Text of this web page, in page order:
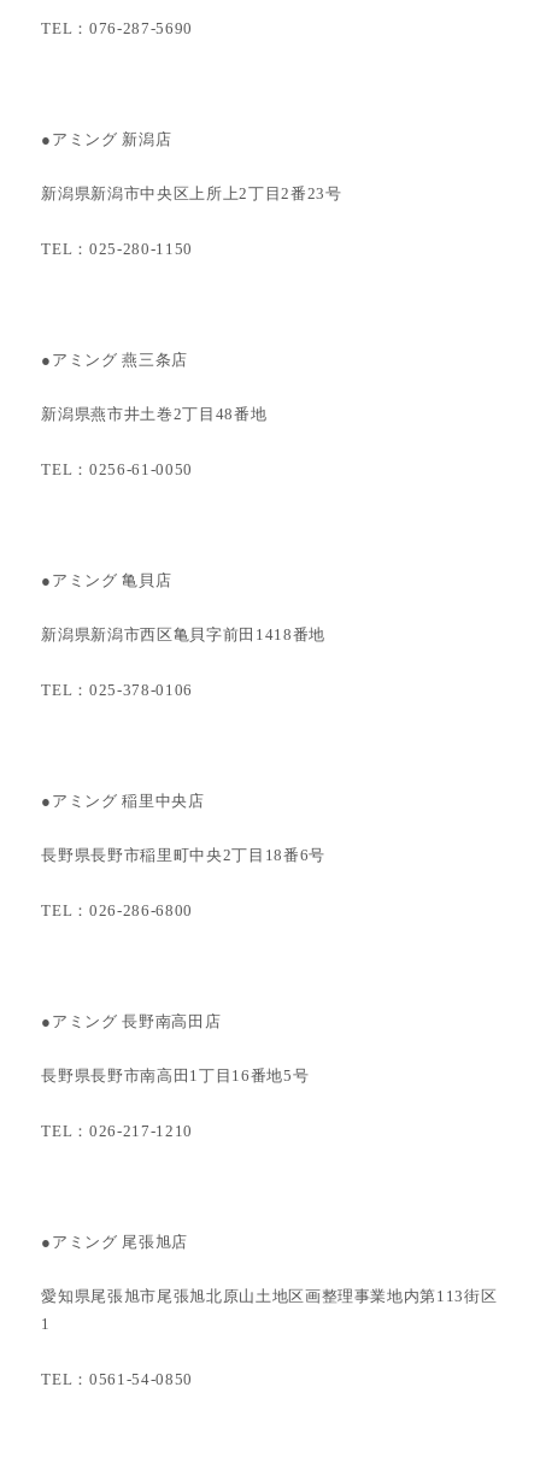
TEL：076-287-5690
●アミング 新潟店
新潟県新潟市中央区上所上2丁目2番23号
TEL：025-280-1150
●アミング 燕三条店
新潟県燕市井土巻2丁目48番地
TEL：0256-61-0050
●アミング 亀貝店
新潟県新潟市西区亀貝字前田1418番地
TEL：025-378-0106
●アミング 稲里中央店
長野県長野市稲里町中央2丁目18番6号
TEL：026-286-6800
●アミング 長野南高田店
長野県長野市南高田1丁目16番地5号
TEL：026-217-1210
●アミング 尾張旭店
愛知県尾張旭市尾張旭北原山土地区画整理事業地内第113街区
1
TEL：0561-54-0850